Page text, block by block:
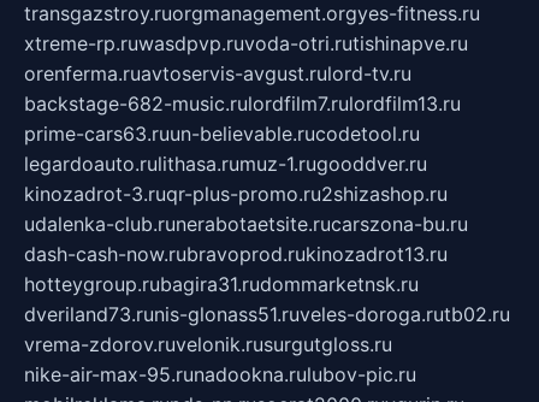
transgazstroy.ruorgmanagement.orgyes-fitness.ru
xtreme-rp.ruwasdpvp.ruvoda-otri.rutishinapve.ru
orenferma.ruavtoservis-avgust.rulord-tv.ru
backstage-682-music.rulordfilm7.rulordfilm13.ru
prime-cars63.ruun-believable.rucodetool.ru
legardoauto.rulithasa.rumuz-1.rugooddver.ru
kinozadrot-3.ruqr-plus-promo.ru2shizashop.ru
udalenka-club.runerabotaetsite.rucarszona-bu.ru
dash-cash-now.rubravoprod.rukinozadrot13.ru
hotteygroup.rubagira31.rudommarketnsk.ru
dveriland73.runis-glonass51.ruveles-doroga.rutb02.ru
vrema-zdorov.ruvelonik.rusurgutgloss.ru
nike-air-max-95.runadookna.rulubov-pic.ru